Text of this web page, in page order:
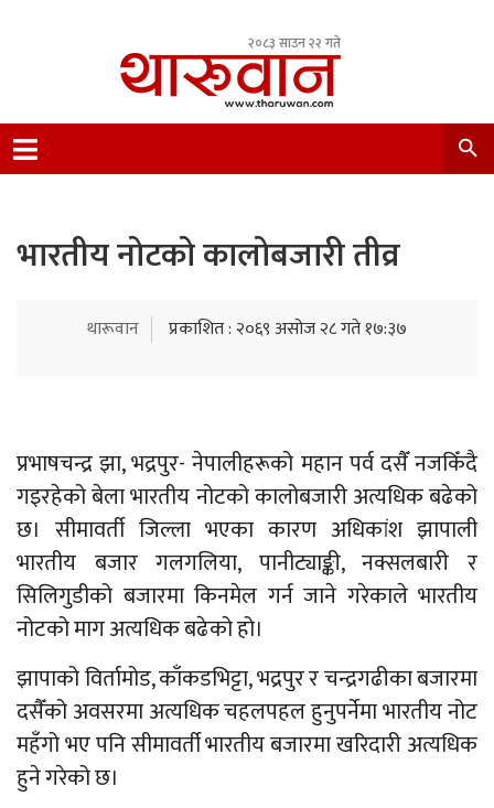
२०८३ साउन २२ गते
Nepal.
भारतीय नोटको कालोबजारी तीव्र
थारूवान प्रकाशित : २०६९ असोज २८ गते १७:३७
प्रभाषचन्द्र झा, भद्रपुर- नेपालीहरूको महान पर्व दसैँ नजकिँदै
गइरहेको बेला भारतीय नोटको कालोबजारी अत्यधिक बढेको
छ। सीमावर्ती जिल्ला भएका कारण अधिकांश झापाली
भारतीय बजार गलगलिया, पानीट्याङ्की, नक्सलबारी र
सिलिगुडीको बजारमा किनमेल गर्न जाने गरेकाले भारतीय
नोटको माग अत्यधिक बढेको हो।
झापाको विर्तामोड, काँकडभिट्टा, भद्रपुर र चन्द्रगढीका बजारमा
दसैँको अवसरमा अत्यधिक चहलपहल हुनुपर्नेमा भारतीय नोट
महँगो भए पनि सीमावर्ती भारतीय बजारमा खरिदारी अत्यधिक
हुने गरेको छ।